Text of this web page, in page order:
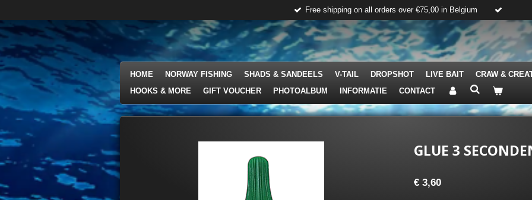
direct
naar
de
hoofdinhoud
Free shipping on all orders over €75,00 in Belgium
HOME NORWAY FISHING SHADS & SANDEELS V-TAIL DROPSHOT LIVE BAIT
CRAW &
HOOKS & MORE
GIFT VOUCHER PHOTOALBUM INFORMATIE CONTACT
GLUE 3
€ 3,60